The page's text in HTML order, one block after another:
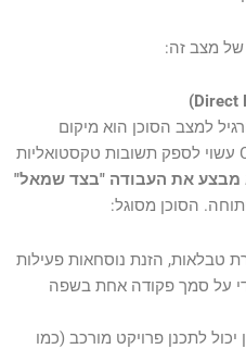
של מצב זה:
למצב הסוכן הוא מיקום
הביצוע. בעוד שבמצב צ'אט Claude עשוי לספק תשובות טקסטואליות
מבצע את העבודה "בצד שמאל"
הסוכן מסוגל:
טבלאות, הזנת נוסחאות פעילות
על סמך פקודה אחת בשפה
יכול לתכנן פרויקט מורכב (כמו